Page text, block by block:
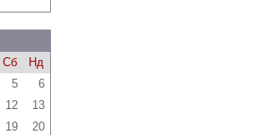
Сб
Нд
5
6
12
13
19
20